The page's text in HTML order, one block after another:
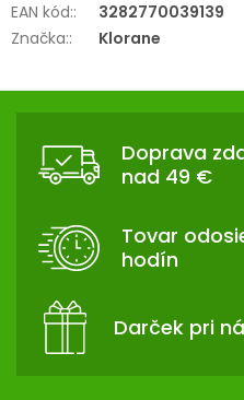
EAN kód::
3282770039139
Značka:: Klorane
Doprava
nad 49 €
Tovar
hodín
Darček pri